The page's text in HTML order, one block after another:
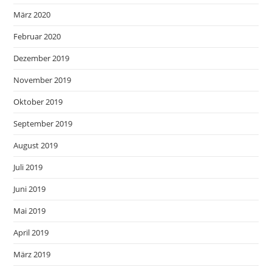
März 2020
Februar 2020
Dezember 2019
November 2019
Oktober 2019
September 2019
August 2019
Juli 2019
Juni 2019
Mai 2019
April 2019
März 2019